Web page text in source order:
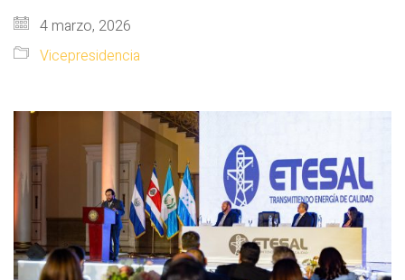
4 marzo, 2026
Vicepresidencia